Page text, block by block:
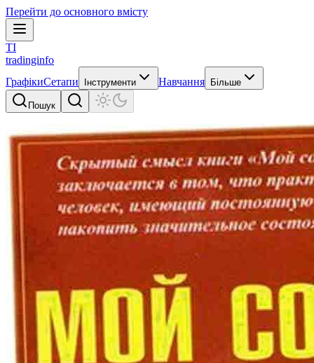
Перейти до основного вмісту
TI
tradinginfo
ГрафікиСетапи Інструменти Навчання Більше
Пошук